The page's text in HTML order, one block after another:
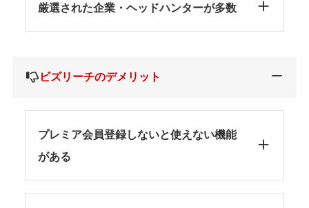
厳選された企業・ヘッドハンターが多数
ビズリーチのデメリット
プレミア会員登録しないと使えない機能
がある